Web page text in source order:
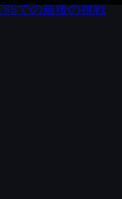
での最後の挑戦